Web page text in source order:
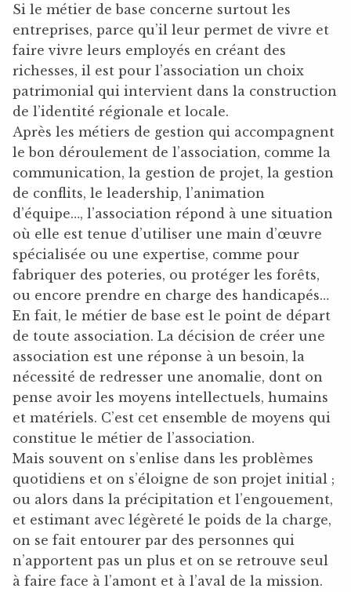
Si le métier de base concerne surtout les
entreprises, parce qu’il leur permet de vivre et
faire vivre leurs employés en créant des
richesses, il est pour l’association un choix
patrimonial qui intervient dans la construction
de l’identité régionale et locale.
Après les métiers de gestion qui accompagnent
le bon déroulement de l’association, comme la
communication, la gestion de projet, la gestion
de conflits, le leadership, l’animation
d’équipe…, l’association répond à une situation
où elle est tenue d’utiliser une main d’œuvre
spécialisée ou une expertise, comme pour
fabriquer des poteries, ou protéger les forêts,
ou encore prendre en charge des handicapés…
En fait, le métier de base est le point de départ
de toute association. La décision de créer une
association est une réponse à un besoin, la
nécessité de redresser une anomalie, dont on
pense avoir les moyens intellectuels, humains
et matériels. C’est cet ensemble de moyens qui
constitue le métier de l’association.
Mais souvent on s’enlise dans les problèmes
quotidiens et on s’éloigne de son projet initial ;
ou alors dans la précipitation et l’engouement,
et estimant avec légèreté le poids de la charge,
on se fait entourer par des personnes qui
n’apportent pas un plus et on se retrouve seul
à faire face à l’amont et à l’aval de la mission.